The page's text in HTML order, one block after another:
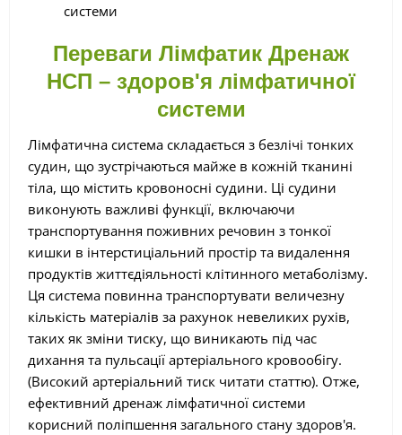
системи
Переваги Лімфатик Дренаж
НСП – здоров'я лімфатичної
системи
Лімфатична система складається з безлічі тонких
судин, що зустрічаються майже в кожній тканині
тіла, що містить кровоносні судини. Ці судини
виконують важливі функції, включаючи
транспортування поживних речовин з тонкої
кишки в інтерстиціальний простір та видалення
продуктів життєдіяльності клітинного метаболізму.
Ця система повинна транспортувати величезну
кількість матеріалів за рахунок невеликих рухів,
таких як зміни тиску, що виникають під час
дихання та пульсації артеріального кровообігу.
(Високий артеріальний тиск читати статтю). Отже,
ефективний дренаж лімфатичної системи
корисний поліпшення загального стану здоров'я.